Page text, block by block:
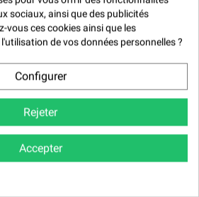
encore d'avis pour ce produit.
sociaux, ainsi que des publicités
vous ces cookies ainsi que les
de vos données personnelles ?
Configurer
Rejeter
Accepter